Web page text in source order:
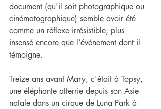
document (qu'il soit photographique ou
cinématographique) semble avoir été
comme un réflexe irrésistible, plus
insensé encore que l’événement dont il
témoigne.
Treize ans avant Mary, c'était à Topsy,
une éléphante atterrie depuis son Asie
natale dans un cirque de Luna Park à